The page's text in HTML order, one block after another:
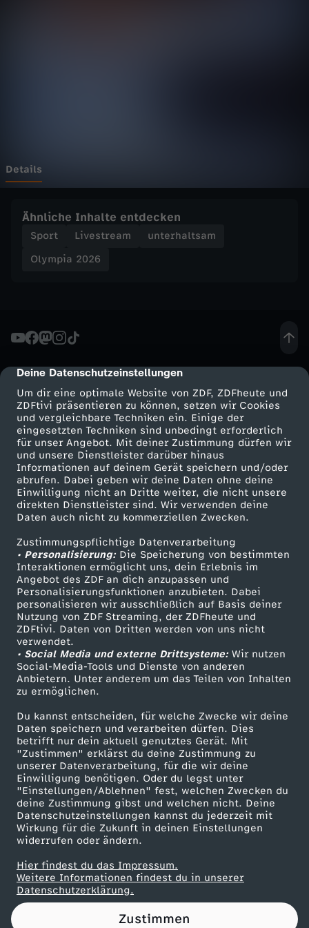
cmp-dialog-description
Deine Datenschutzeinstellungen
Um dir eine optimale Website von ZDF, ZDFheute und
ZDFtivi präsentieren zu können, setzen wir Cookies
und vergleichbare Techniken ein. Einige der
eingesetzten Techniken sind unbedingt erforderlich
für unser Angebot. Mit deiner Zustimmung dürfen wir
und unsere Dienstleister darüber hinaus
Informationen auf deinem Gerät speichern und/oder
abrufen. Dabei geben wir deine Daten ohne deine
Einwilligung nicht an Dritte weiter, die nicht unsere
direkten Dienstleister sind. Wir verwenden deine
Daten auch nicht zu kommerziellen Zwecken.
Zustimmungspflichtige Datenverarbeitung
• Personalisierung:Die Speicherung von bestimmten
Interaktionen ermöglicht uns, dein Erlebnis im
Angebot des ZDF an dich anzupassen und
Personalisierungsfunktionen anzubieten. Dabei
personalisieren wir ausschließlich auf Basis deiner
Nutzung von ZDF Streaming, der ZDFheute und
ZDFtivi. Daten von Dritten werden von uns nicht
verwendet.
• Social Media und externe Drittsysteme:Wir nutzen
Social-Media-Tools und Dienste von anderen
Anbietern. Unter anderem um das Teilen von Inhalten
zu ermöglichen.
Du kannst entscheiden, für welche Zwecke wir deine
Daten speichern und verarbeiten dürfen. Dies
betrifft nur dein aktuell genutztes Gerät. Mit
"Zustimmen" erklärst du deine Zustimmung zu
unserer Datenverarbeitung, für die wir deine
Einwilligung benötigen. Oder du legst unter
"Einstellungen/Ablehnen" fest, welchen Zwecken du
deine Zustimmung gibst und welchen nicht. Deine
Datenschutzeinstellungen kannst du jederzeit mit
Wirkung für die Zukunft in deinen Einstellungen
widerrufen oder ändern.
Hier findest du das Impressum.
Weitere Informationen findest du in unserer
Datenschutzerklärung.
Zustimmen
C
r
n
g
:
M
i
x
e
d
,
H
a
l
b
f
i
n
a
l
Details
Ähnliche Inhalte entdecken
Sport Livestream
unterhaltsam
Olympia 2026
Mehr ZDF
ZDF-Apps
Smart TV
ZDFtext
Livestreams
Sendungen A-Z
TV-Programm
Service
ZDFmitreden
Kontakt zum ZDF
Tickets
Zuschauerservice
Hilfe
ZDF Unternehmen
Karriere
ZDF goes Schule
Werbefernsehen
Mainzelmännchen
Partner